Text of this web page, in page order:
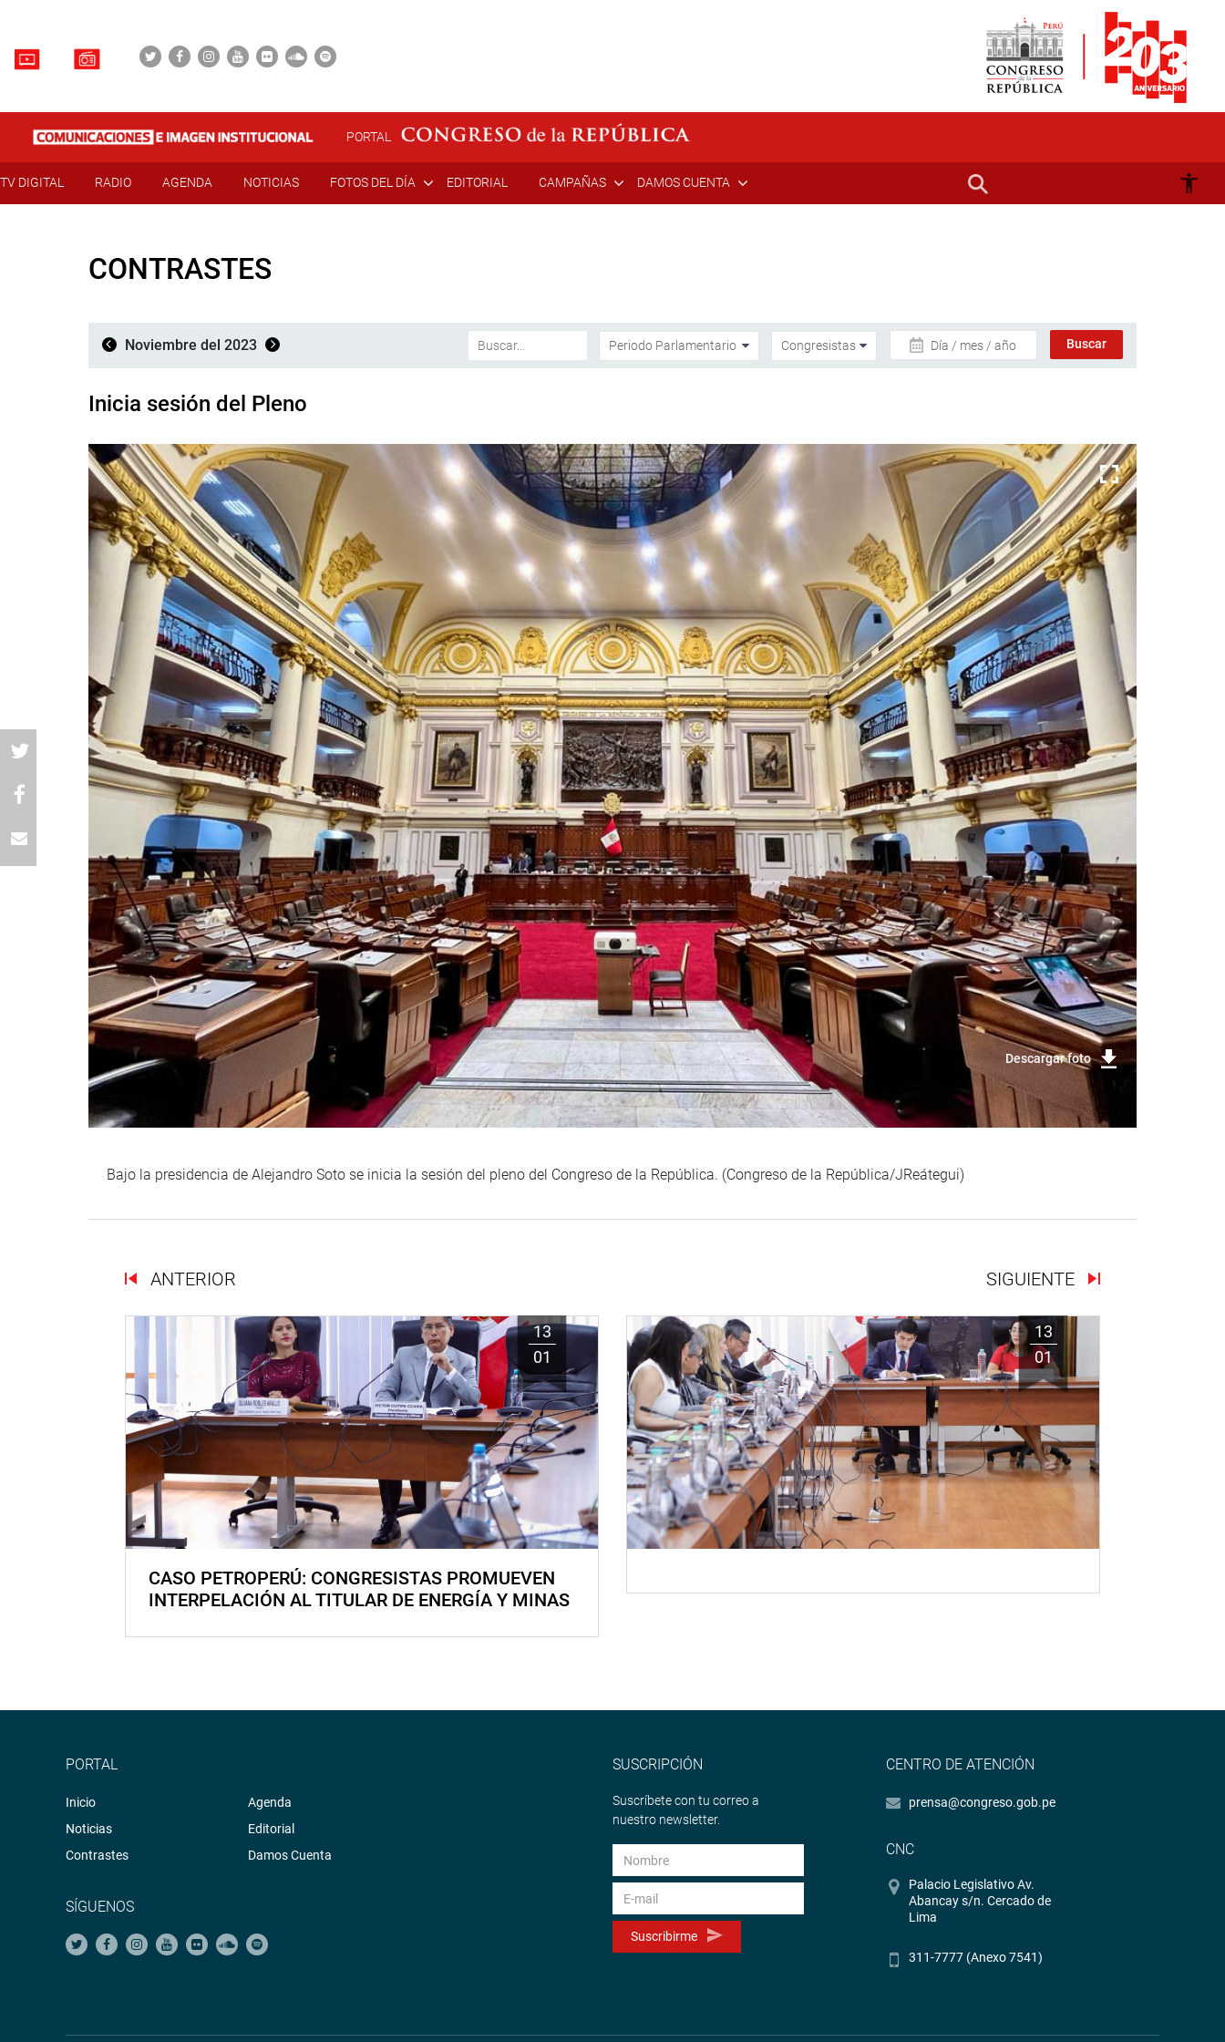
PORTAL
TV DIGITAL RADIO AGENDA NOTICIAS FOTOS DEL DÍA EDITORIAL CAMPAÑAS DAMOS CUENTA
CONTRASTES
Noviembre del 2023 Día / mes / año
Inicia sesión del Pleno
Descargar foto
Bajo la presidencia de Alejandro Soto se inicia la sesión del pleno del Congreso de la República. (Congreso de la República/JReátegui)
ANTERIOR SIGUIENTE
13
01
CASO PETROPERÚ: CONGRESISTAS PROMUEVEN
INTERPELACIÓN AL TITULAR DE ENERGÍA Y MINAS
13
01
PORTAL
Inicio
Noticias
Contrastes
Agenda
Editorial
Damos Cuenta
SÍGUENOS
SUSCRIPCIÓN
Suscríbete con tu correo a
nuestro newsletter.
Suscribirme
CENTRO DE ATENCIÓN
prensa@congreso.gob.pe
CNC
Palacio Legislativo Av.
Abancay s/n. Cercado de
Lima
311-7777 (Anexo 7541)